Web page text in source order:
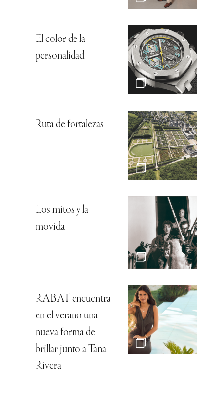
El color de la
personalidad
Ruta de fortalezas
Los mitos y la
movida
RABAT encuentra
en el verano una
nueva forma de
brillar junto a Tana
Rivera